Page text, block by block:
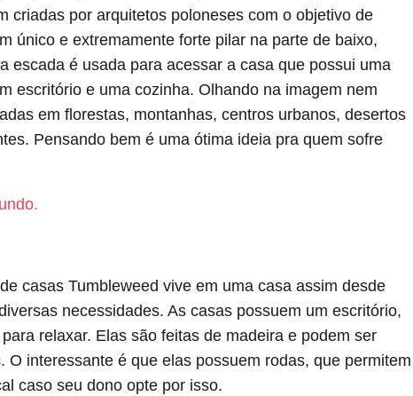
criadas por arquitetos poloneses com o objetivo de
único e extremamente forte pilar na parte de baixo,
escada é usada para acessar a casa que possui uma
escritório e uma cozinha. Olhando na imagem nem
em florestas, montanhas, centros urbanos, desertos
Pensando bem é uma ótima ideia pra quem sofre
casas Tumbleweed vive em uma casa assim desde
necessidades. As casas possuem um escritório,
relaxar. Elas são feitas de madeira e podem ser
interessante é que elas possuem rodas, que permitem
caso seu dono opte por isso.